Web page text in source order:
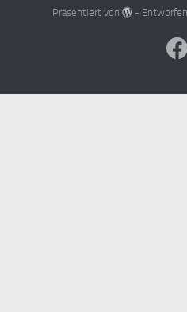
Präsentiert von -